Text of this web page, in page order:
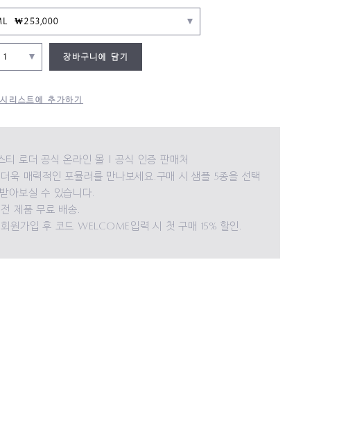
₩253,000
장바구니에 담기
리스트에 추가하기
티 로더 공식 온라인 몰 | 공식 인증 판매처
욱 매력적인 포뮬러를 만나보세요.구매 시 샘플 5종을 선택
아보실 수 있습니다.
제품 무료 배송.
원가입 후 코드 WELCOME입력 시 첫 구매 15% 할인.